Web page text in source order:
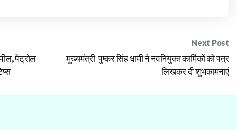
पेट्रोल
Next Post
मुख्यमंत्री पुष्कर सिंह धामी ने नवनियुक्त कार्मिकों को पत्र
लिखकर दी शुभकामनाएं